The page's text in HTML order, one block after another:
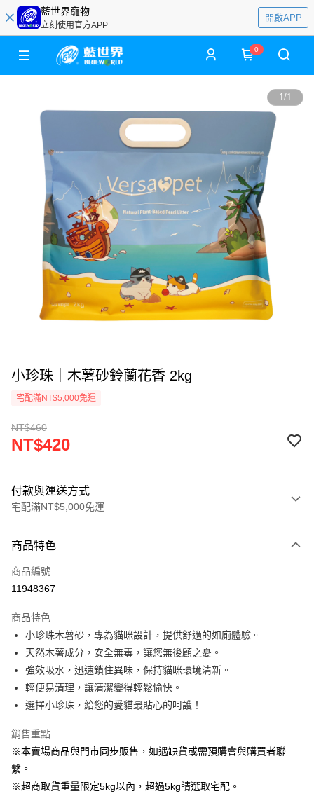
藍世界寵物
立刻使用官方APP
開啟APP
0
1/1
小珍珠｜木薯砂鈴蘭花香 2kg
宅配滿NT$5,000免運
NT$460
NT$420
付款與運送方式
宅配滿NT$5,000免運
信用卡一次付款
LINE Pay
街口支付
Google Pay
運送方式
每筆NT$160
宅配(滿額免運)
商品特色
商品編號
11948367
商品特色
小珍珠木薯砂，專為貓咪設計，提供舒適的如廁體驗。
天然木薯成分，安全無毒，讓您無後顧之憂。
強效吸水，迅速鎖住異味，保持貓咪環境清新。
輕便易清理，讓清潔變得輕鬆愉快。
選擇小珍珠，給您的愛貓最貼心的呵護！
銷售重點
※本賣場商品與門市同步販售，如遇缺貨或需預購會與購買者聯
繫。
※超商取貨重量限定5kg以內，超過5kg請選取宅配。